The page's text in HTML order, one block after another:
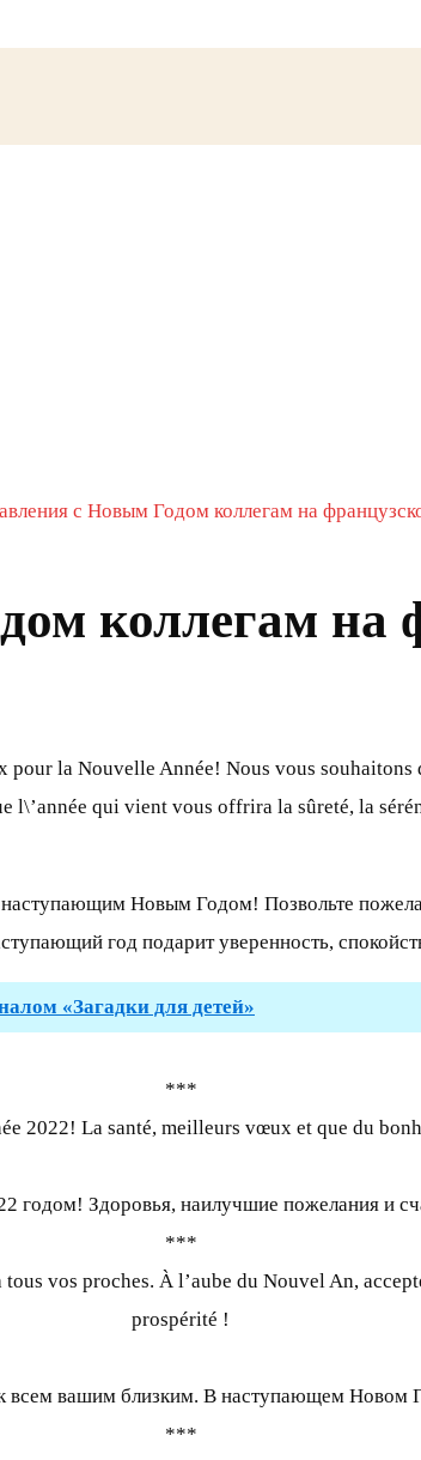
с Новым Годом коллегам на
коллегам на
la Nouvelle Année! Nous vous souhaitons
l\’année qui vient vous offrira la sûreté, la
Новым Годом! Позвольте
год подарит уверенность,
«Загадки для детей»
***
2022! La santé, meilleurs vœux et que du
годом! Здоровья, наилучшие пожелания и
***
vos proches. À l’aube du Nouvel An,
prospérité !
вашим близким. В наступающем Новом
***